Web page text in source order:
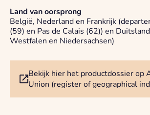
Land van oorsprong
België, Nederland en Frankrijk
(59) en Pas de Calais (62)) en
Westfalen en Niedersachsen)
Bekijk hier het productdossier op
Union (register of geographical